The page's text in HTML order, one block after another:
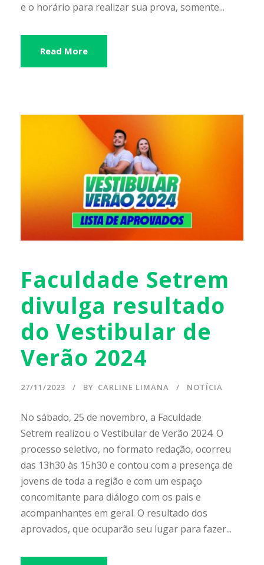
e o horário para realizar sua prova, somente...
Read More
Faculdade Setrem
divulga resultado
do Vestibular de
Verão 2024
27/11/2023 BY CARLINE LIMANA NOTÍCIA
No sábado, 25 de novembro, a Faculdade
Setrem realizou o Vestibular de Verão 2024. O
processo seletivo, no formato redação, ocorreu
das 13h30 às 15h30 e contou com a presença de
jovens de toda a região e com um espaço
concomitante para diálogo com os pais e
acompanhantes em geral. O resultado dos
aprovados, que ocuparão seu lugar para fazer...